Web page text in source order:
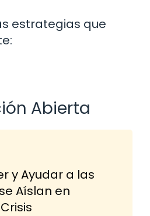
estrategias que
Abierta
y Ayudar a las
Aíslan en